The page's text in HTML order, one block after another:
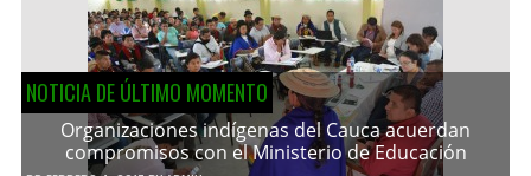
NOTICIA DE ÚLTIMO MOMENTO
Organizaciones indígenas del Cauca acuerdan
compromisos con el Ministerio de Educación